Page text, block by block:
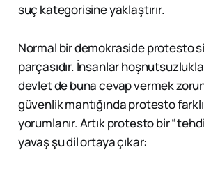
suç kategorisine yaklaştırır.
Normal bir demokraside protesto
parçasıdır. İnsanlar
devlet de buna cevap vermek
güvenlik mantığında protesto
yorumlanır. Artık protesto bir
yavaş şu dil ortaya çıkar: